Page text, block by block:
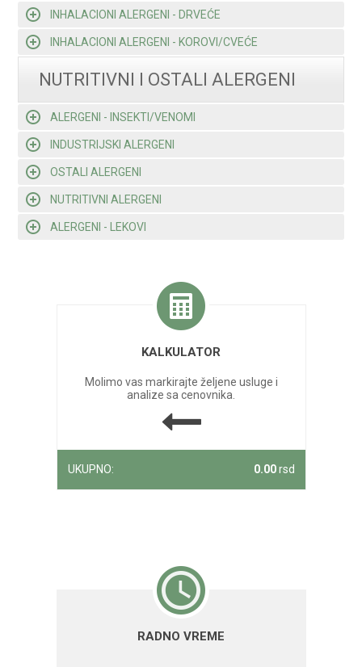
INHALACIONI ALERGENI - DRVEĆE
INHALACIONI ALERGENI - KOROVI/CVEĆE
NUTRITIVNI I OSTALI ALERGENI
ALERGENI - INSEKTI/VENOMI
INDUSTRIJSKI ALERGENI
OSTALI ALERGENI
NUTRITIVNI ALERGENI
ALERGENI - LEKOVI
KALKULATOR
Molimo vas markirajte željene usluge i
analize sa cenovnika.
UKUPNO: 0.00rsd
RADNO VREME